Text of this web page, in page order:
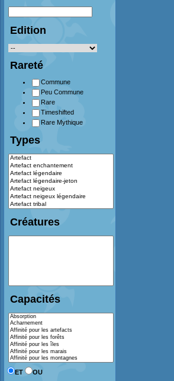
Edition
Rareté
Commune
Peu Commune
Rare
Timeshifted
Rare Mythique
Types
Créatures
Capacités
ET OU